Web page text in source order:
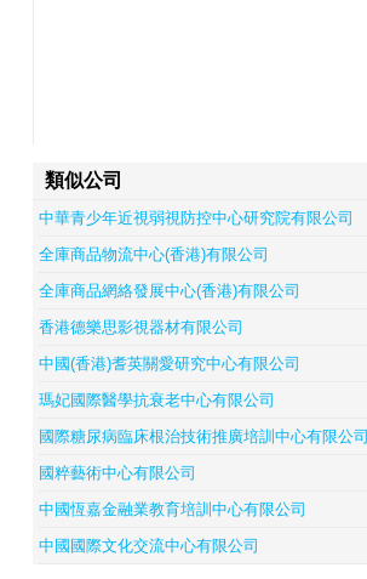
類似公司
中華青少年近視弱視防控中心研究院有限公司
全庫商品物流中心(香港)有限公司
全庫商品網絡發展中心(香港)有限公司
香港德樂思影視器材有限公司
中國(香港)耆英關愛研究中心有限公司
瑪妃國際醫學抗衰老中心有限公司
國際糖尿病臨床根治技術推廣培訓中心有限公司
國粹藝術中心有限公司
中國恆嘉金融業教育培訓中心有限公司
中國國際文化交流中心有限公司